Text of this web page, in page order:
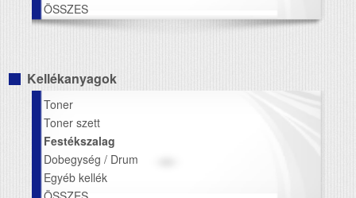
ÖSSZES
Kellékanyagok
Toner
Toner szett
Festékszalag
Dobegység / Drum
Egyéb kellék